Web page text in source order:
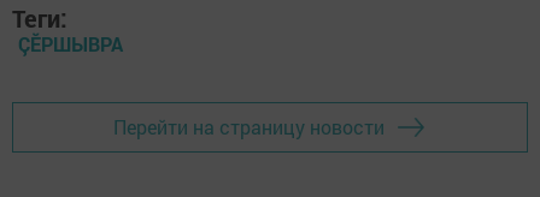
Теги:
ÇӖРШЫВРА
Перейти на страницу новости